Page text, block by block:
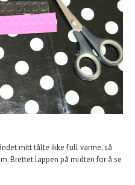
mitt tålte ikke full varme, så
Brettet lappen på midten for å se